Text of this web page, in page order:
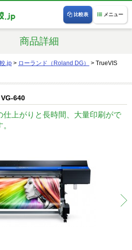
メニュー
比較表
商品詳細
.jp > ローランド（Roland DG） > TrueVIS
640
仕上がりと長時間、大量印刷がで